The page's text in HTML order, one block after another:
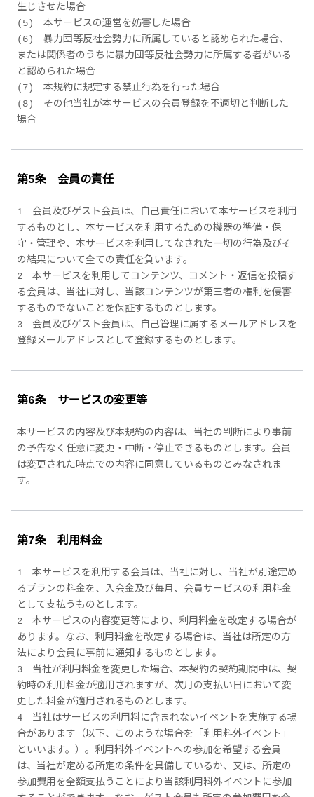
生じさせた場合
(5) 本サービスの運営を妨害した場合
(6) 暴力団等反社会勢力に所属していると認められた場合、
または関係者のうちに暴力団等反社会勢力に所属する者がいる
と認められた場合
(7) 本規約に規定する禁止行為を行った場合
(8) その他当社が本サービスの会員登録を不適切と判断した
場合
第5条 会員の責任
1 会員及びゲスト会員は、自己責任において本サービスを利用
するものとし、本サービスを利用するための機器の準備・保
守・管理や、本サービスを利用してなされた一切の行為及びそ
の結果について全ての責任を負います。
2 本サービスを利用してコンテンツ、コメント・返信を投稿す
る会員は、当社に対し、当該コンテンツが第三者の権利を侵害
するものでないことを保証するものとします。
3 会員及びゲスト会員は、自己管理に属するメールアドレスを
登録メールアドレスとして登録するものとします。
第6条 サービスの変更等
本サービスの内容及び本規約の内容は、当社の判断により事前
の予告なく任意に変更・中断・停止できるものとします。会員
は変更された時点での内容に同意しているものとみなされま
す。
第7条 利用料金
1 本サービスを利用する会員は、当社に対し、当社が別途定め
るプランの料金を、入会金及び毎月、会員サービスの利用料金
として支払うものとします。
2 本サービスの内容変更等により、利用料金を改定する場合が
あります。なお、利用料金を改定する場合は、当社は所定の方
法により会員に事前に通知するものとします。
3 当社が利用料金を変更した場合、本契約の契約期間中は、契
約時の利用料金が適用されますが、次月の支払い日において変
更した料金が適用されるものとします。
4 当社はサービスの利用料に含まれないイベントを実施する場
合があります（以下、このような場合を「利用料外イベント」
といいます。）。利用料外イベントへの参加を希望する会員
は、当社が定める所定の条件を具備しているか、又は、所定の
参加費用を全額支払うことにより当該利用料外イベントに参加